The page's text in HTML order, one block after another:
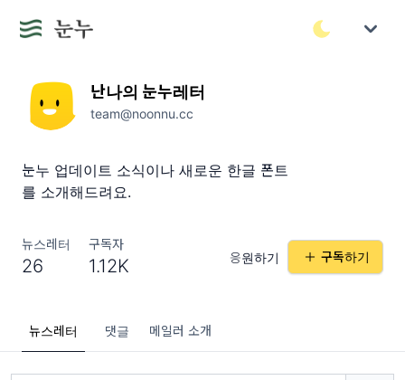
난나의 눈누레터
team@noonnu.cc
눈누 업데이트 소식이나 새로운 한글 폰트
를 소개해드려요.
뉴스레터
26
구독자
1.12K 응원하기 구독하기
뉴스레터 댓글 메일러 소개